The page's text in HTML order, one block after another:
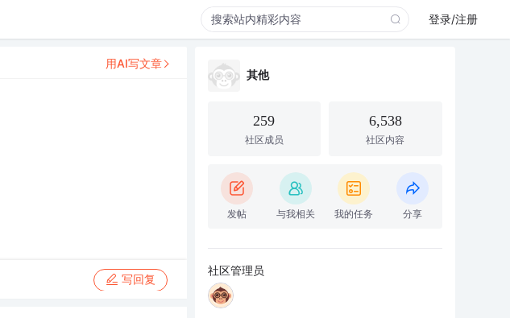
登录/注册
写回复
用AI写文章
其他
259
社区成员
6,538
社区内容
发帖 与我相关 我的任务 分享
社区管理员